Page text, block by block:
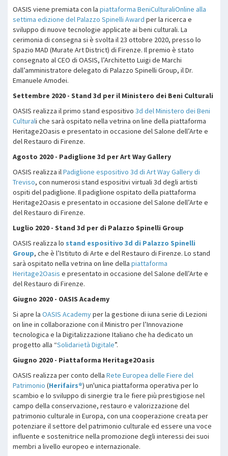
OASIS viene premiata con la piattaforma BeniCulturaliOnline alla
settima edizione del Palazzo Spinelli Award per la ricerca e
sviluppo di nuove tecnologie applicate ai beni culturali. La
cerimonia di consegna si è svolta il 23 ottobre 2020, presso lo
Spazio MAD (Murate Art District) di Firenze. Il premio è stato
consegnato al CEO di OASIS, l’Architetto Luigi de Marchi
dall’amministratore delegato di Palazzo Spinelli Group, il Dr.
Emanuele Amodei.
Settembre 2020 - Stand 3d per il Ministero dei Beni Culturali
OASIS realizza il primo stand espositivo 3d del Ministero dei Beni
Culturali che sarà ospitato nella vetrina on line della piattaforma
Heritage2Oasis e presentato in occasione del Salone dell’Arte e
del Restauro di Firenze.
Agosto 2020 - Padiglione 3d per Art Way Gallery
OASIS realizza il Padiglione espositivo 3d di Art Way Gallery di
Treviso, con numerosi stand espositivi virtuali 3d degli artisti
ospiti del padiglione. Il padiglione ospitato della piattaforma
Heritage2Oasis e presentato in occasione del Salone dell’Arte e
del Restauro di Firenze.
Luglio 2020 - Stand 3d per di Palazzo Spinelli Group
OASIS realizza lo stand espositivo 3d di Palazzo Spinelli
Group, che è l’Istituto di Arte e del Restauro di Firenze. Lo stand
sarà ospitato nella vetrina on line della piattaforma
Heritage2Oasis e presentato in occasione del Salone dell’Arte e
del Restauro di Firenze.
Giugno 2020 - OASIS Academy
Si apre la OASIS Academyper la gestione di iuna serie di Lezioni
on line in collaborazione con il Ministro per l’Innovazione
tecnologica e la Digitalizzazione Italiano che ha dedicato un
progetto alla “Solidarietà Digitale”.
Giugno 2020 - Piattaforma Heritage2Oasis
OASIS realizza per conto della Rete Europea delle Fiere del
Patrimonio (Herifairs®) un'unica piattaforma operativa per lo
scambio e lo sviluppo di sinergie tra le fiere più prestigiose nel
campo della conservazione, restauro e valorizzazione del
patrimonio culturale in Europa, con una cooperazione creata per
potenziare il settore del patrimonio culturale ed essere una voce
influente e sostenitrice nella promozione degli interessi dei suoi
membri a livello europeo e internazionale.